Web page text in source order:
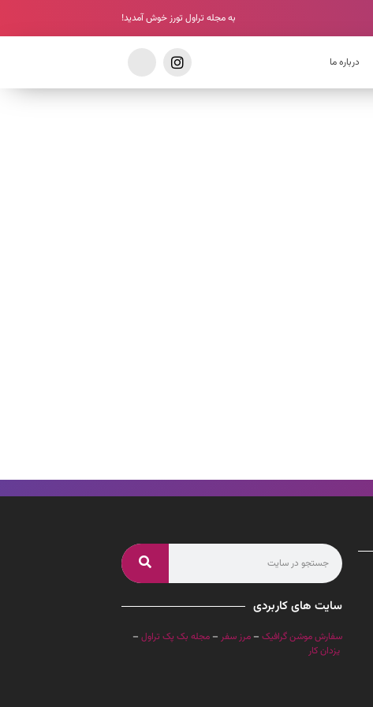
به مجله تراول تورز خوش آمدید!
درباره ما
سایت های کاربردی
سفارش موشن گرافیک – مرز سفر – مجله بک پک تراول –
یزدان کار